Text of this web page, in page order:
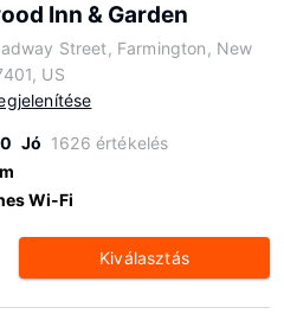
Inn & Garden
Street, Farmington, New
US
Jó 1626 értékelés
Wi-Fi
Kiválasztás